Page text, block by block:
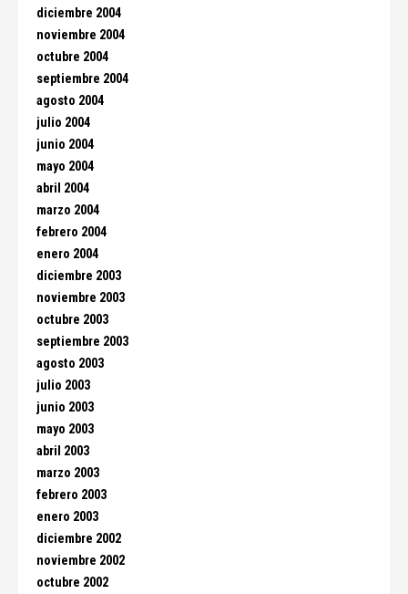
diciembre 2004
noviembre 2004
octubre 2004
septiembre 2004
agosto 2004
julio 2004
junio 2004
mayo 2004
abril 2004
marzo 2004
febrero 2004
enero 2004
diciembre 2003
noviembre 2003
octubre 2003
septiembre 2003
agosto 2003
julio 2003
junio 2003
mayo 2003
abril 2003
marzo 2003
febrero 2003
enero 2003
diciembre 2002
noviembre 2002
octubre 2002